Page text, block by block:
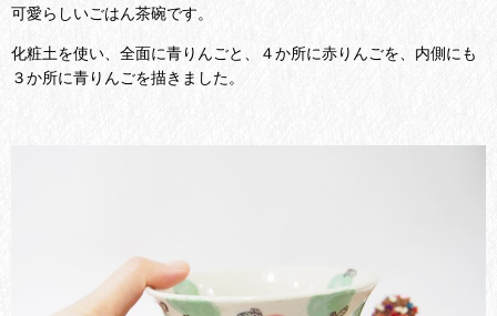
可愛らしいごはん茶碗です。
化粧土を使い、全面に青りんごと、４か所に赤りんごを、内側にも
３か所に青りんごを描きました。